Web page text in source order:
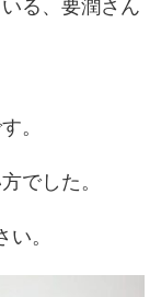
る、要潤さん
。
でした。
。